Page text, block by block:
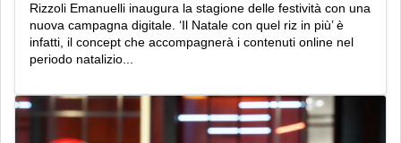
Rizzoli Emanuelli inaugura la stagione delle festività con una
nuova campagna digitale. ‘Il Natale con quel riz in più’ è
infatti, il concept che accompagnerà i contenuti online nel
periodo natalizio...